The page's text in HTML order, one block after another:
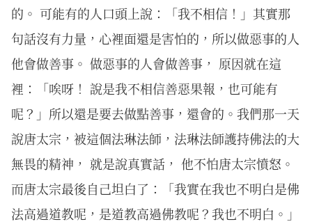
的。 可能有的人口頭上說：「我不相信！」其實那
句話沒有力量，心裡面還是害怕的，所以做惡事的人
他會做善事。 做惡事的人會做善事， 原因就在這
裡：「唉呀！ 說是我不相信善惡果報，也可能有
呢？」所以還是要去做點善事，還會的。我們那一天
說唐太宗，被這個法琳法師，法琳法師護持佛法的大
無畏的精神， 就是說真實話， 他不怕唐太宗憤怒。
而唐太宗最後自己坦白了：「我實在我也不明白是佛
法高過道教呢，是道教高過佛教呢？我也不明白。」